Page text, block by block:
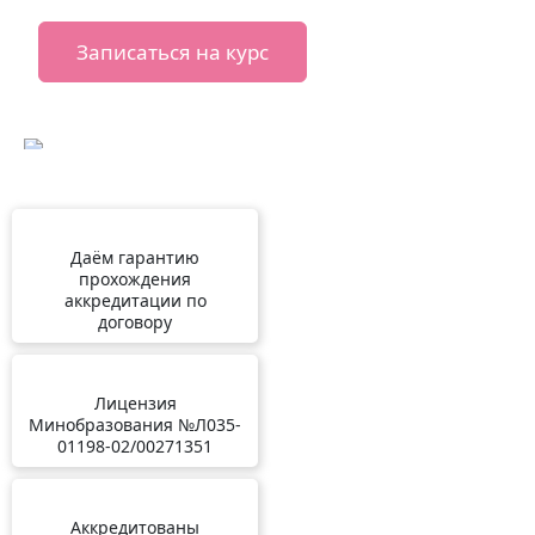
Записаться на курс
Даём гарантию
прохождения
аккредитации по
договору
Лицензия
Минобразования №Л035-
01198-02/00271351
Аккредитованы